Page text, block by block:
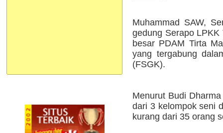
Muhammad SAW,
gedung Serapo LPKK
besar PDAM Tirta
yang tergabung
(FSGK).
Menurut Budi
dari 3 kelompok seni
kurang dari 35 orang